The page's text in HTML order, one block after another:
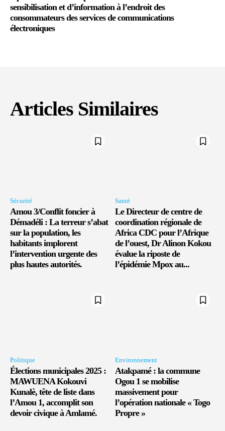
sensibilisation et d’information à l’endroit des
consommateurs des services de communications
électroniques
Articles Similaires
Sécurité
Amou 3/Conflit foncier à
Démadéli : La terreur s’abat
sur la population, les
habitants implorent
l’intervention urgente des
plus hautes autorités.
Santé
Le Directeur de centre de
coordination régionale de
Africa CDC pour l’Afrique
de l’ouest, Dr Alinon Kokou
évalue la riposte de
l’épidémie Mpox au...
Politique
Élections municipales 2025 :
MAWUENA Kokouvi
Kunalè, tête de liste dans
l’Amou 1, accomplit son
devoir civique à Amlamé.
Environnement
Atakpamé : la commune
Ogou 1 se mobilise
massivement pour
l’opération nationale « Togo
Propre »